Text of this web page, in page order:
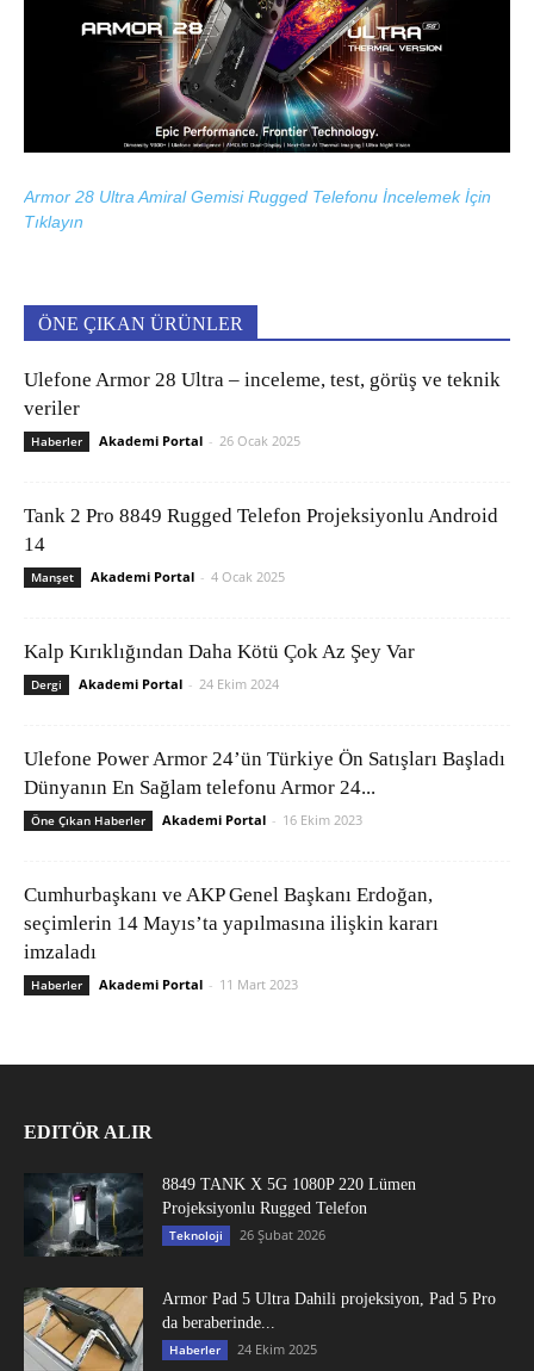
Armor 28 Ultra Amiral Gemisi Rugged Telefonu İncelemek İçin
Tıklayın
ÖNE ÇIKAN ÜRÜNLER
Ulefone Armor 28 Ultra – inceleme, test, görüş ve teknik
veriler
Haberler Akademi Portal - 26 Ocak 2025
Tank 2 Pro 8849 Rugged Telefon Projeksiyonlu Android
14
Manşet Akademi Portal - 4 Ocak 2025
Kalp Kırıklığından Daha Kötü Çok Az Şey Var
Dergi Akademi Portal - 24 Ekim 2024
Ulefone Power Armor 24’ün Türkiye Ön Satışları Başladı
Dünyanın En Sağlam telefonu Armor 24...
Öne Çıkan Haberler Akademi Portal - 16 Ekim 2023
Cumhurbaşkanı ve AKP Genel Başkanı Erdoğan,
seçimlerin 14 Mayıs’ta yapılmasına ilişkin kararı
imzaladı
Haberler Akademi Portal - 11 Mart 2023
EDITÖR ALIR
8849 TANK X 5G 1080P 220 Lümen
Projeksiyonlu Rugged Telefon
Teknoloji 26 Şubat 2026
Armor Pad 5 Ultra Dahili projeksiyon, Pad 5 Pro
da beraberinde...
Haberler 24 Ekim 2025